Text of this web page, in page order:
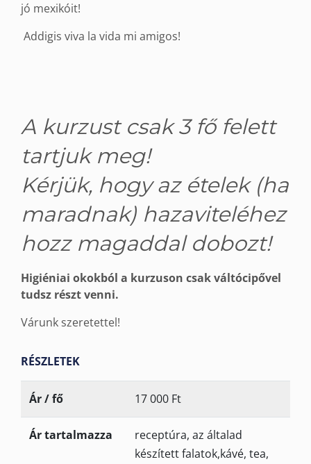
jó mexikóit!
Addigis viva la vida mi amigos!
A kurzust csak 3 fő felett
tartjuk meg!
Kérjük, hogy az ételek (ha
maradnak) hazaviteléhez
hozz magaddal dobozt!
Higiéniai okokból a kurzuson csak váltócipővel
tudsz részt venni.
Várunk szeretettel!
RÉSZLETEK
Ár / fő 17 000 Ft
Ár tartalmazza
receptúra, az általad
készített falatok,kávé, tea,